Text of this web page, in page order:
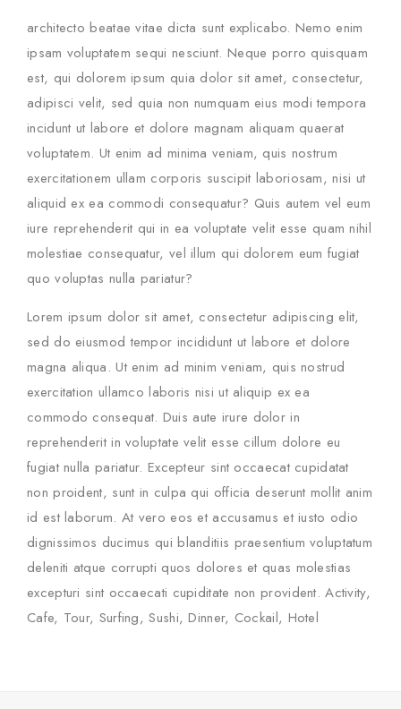
architecto beatae vitae dicta sunt explicabo. Nemo enim
ipsam voluptatem sequi nesciunt. Neque porro quisquam
est, qui dolorem ipsum quia dolor sit amet, consectetur,
adipisci velit, sed quia non numquam eius modi tempora
incidunt ut labore et dolore magnam aliquam quaerat
voluptatem. Ut enim ad minima veniam, quis nostrum
exercitationem ullam corporis suscipit laboriosam, nisi ut
aliquid ex ea commodi consequatur? Quis autem vel eum
iure reprehenderit qui in ea voluptate velit esse quam nihil
molestiae consequatur, vel illum qui dolorem eum fugiat
quo voluptas nulla pariatur?
Lorem ipsum dolor sit amet, consectetur adipiscing elit,
sed do eiusmod tempor incididunt ut labore et dolore
magna aliqua. Ut enim ad minim veniam, quis nostrud
exercitation ullamco laboris nisi ut aliquip ex ea
commodo consequat. Duis aute irure dolor in
reprehenderit in voluptate velit esse cillum dolore eu
fugiat nulla pariatur. Excepteur sint occaecat cupidatat
non proident, sunt in culpa qui officia deserunt mollit anim
id est laborum. At vero eos et accusamus et iusto odio
dignissimos ducimus qui blanditiis praesentium voluptatum
deleniti atque corrupti quos dolores et quas molestias
excepturi sint occaecati cupiditate non provident. Activity,
Cafe, Tour, Surfing, Sushi, Dinner, Cockail, Hotel